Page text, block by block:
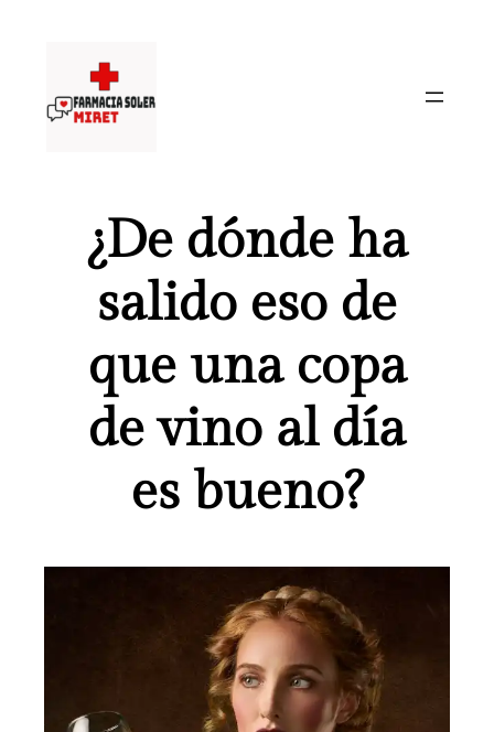
contenido
¿De dónde ha
salido eso de
que una copa
de vino al día
es bueno?